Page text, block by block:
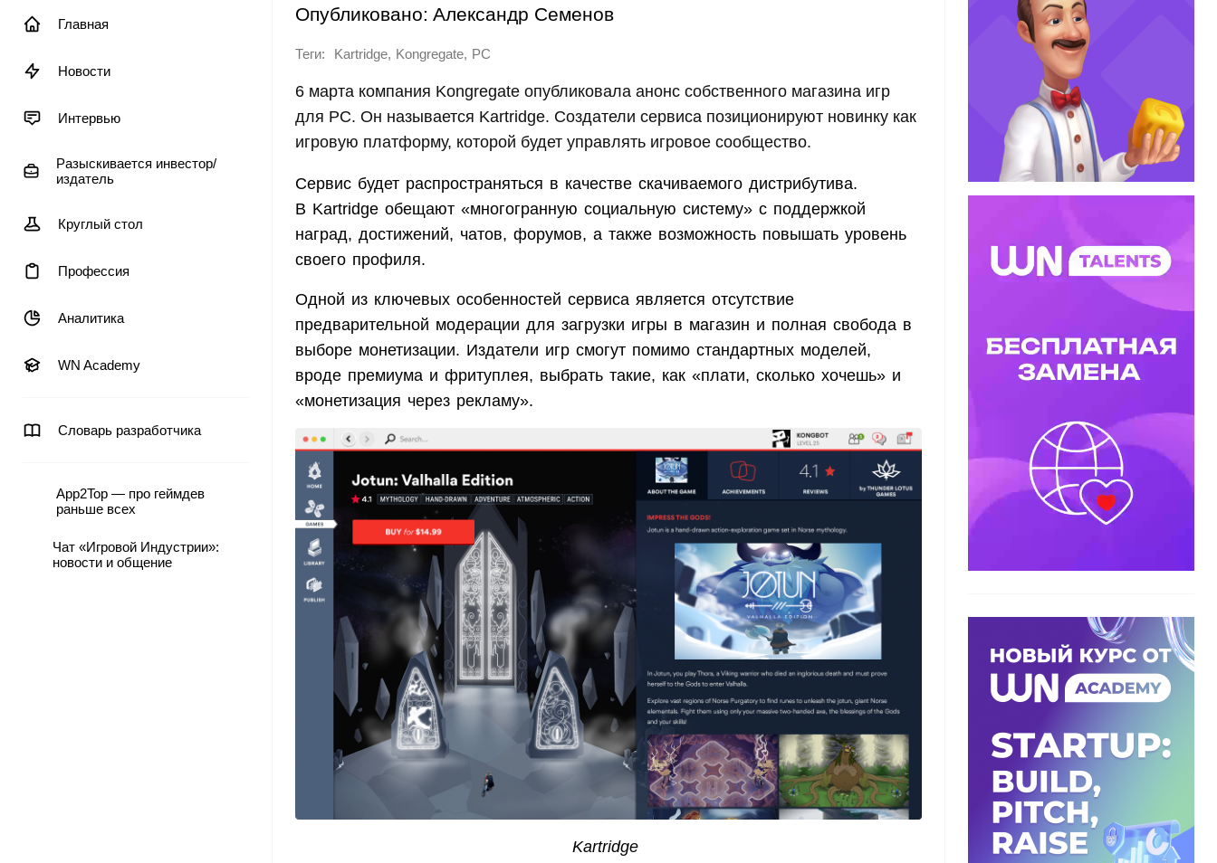
Главная
Новости
Интервью
Разыскивается инвестор/
издатель
Круглый стол
Профессия
Аналитика
WN Academy
Словарь разработчика
App2Top — про геймдев
раньше всех
Чат «Игровой Индустрии»:
новости и общение
Опубликовано: Александр Семенов
Теги: Kartridge, Kongregate, PC
6 марта компания Kongregate опубликовала анонс собственного магазина игр
для PC. Он называется Kartridge. Создатели сервиса позиционируют новинку как
игровую платформу, которой будет управлять игровое сообщество.
Сервис будет распространяться в качестве скачиваемого дистрибутива.
В Kartridge обещают «многогранную социальную систему» с поддержкой
наград, достижений, чатов, форумов, а также возможность повышать уровень
своего профиля.
Одной из ключевых особенностей сервиса является отсутствие
предварительной модерации для загрузки игры в магазин и полная свобода в
выборе монетизации. Издатели игр смогут помимо стандартных моделей,
вроде премиума и фритуплея, выбрать такие, как «плати, сколько хочешь» и
«монетизация через рекламу».
Kartridge